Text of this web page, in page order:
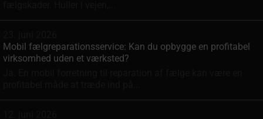
Mobil fælgreparationsservice: Kan du opbygge en profitabel
virksomhed uden et værksted?